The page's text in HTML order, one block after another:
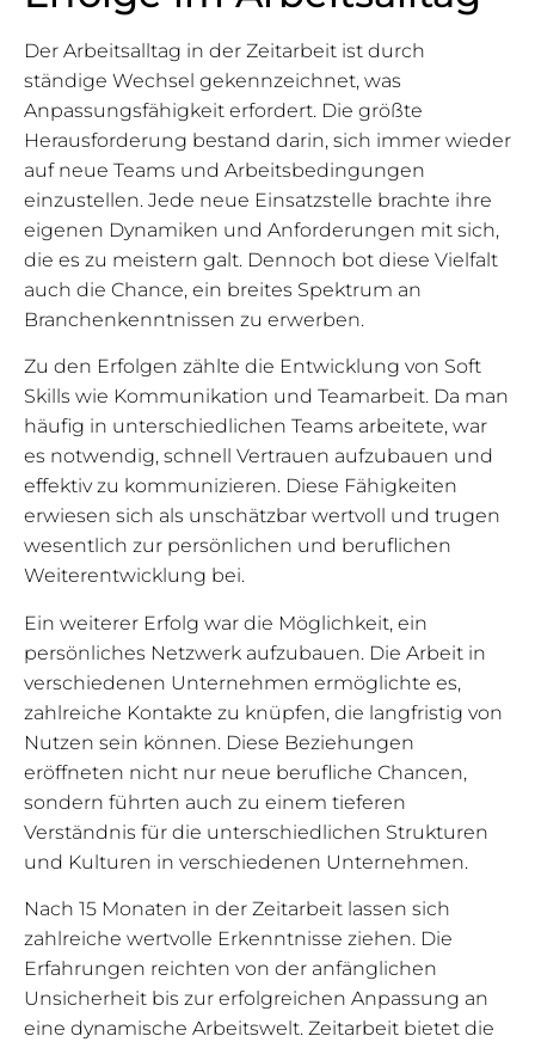
Der Arbeitsalltag in der Zeitarbeit ist durch
ständige Wechsel gekennzeichnet, was
Anpassungsfähigkeit erfordert. Die größte
Herausforderung bestand darin, sich immer wieder
auf neue Teams und Arbeitsbedingungen
einzustellen. Jede neue Einsatzstelle brachte ihre
eigenen Dynamiken und Anforderungen mit sich,
die es zu meistern galt. Dennoch bot diese Vielfalt
auch die Chance, ein breites Spektrum an
Branchenkenntnissen zu erwerben.
Zu den Erfolgen zählte die Entwicklung von Soft
Skills wie Kommunikation und Teamarbeit. Da man
häufig in unterschiedlichen Teams arbeitete, war
es notwendig, schnell Vertrauen aufzubauen und
effektiv zu kommunizieren. Diese Fähigkeiten
erwiesen sich als unschätzbar wertvoll und trugen
wesentlich zur persönlichen und beruflichen
Weiterentwicklung bei.
Ein weiterer Erfolg war die Möglichkeit, ein
persönliches Netzwerk aufzubauen. Die Arbeit in
verschiedenen Unternehmen ermöglichte es,
zahlreiche Kontakte zu knüpfen, die langfristig von
Nutzen sein können. Diese Beziehungen
eröffneten nicht nur neue berufliche Chancen,
sondern führten auch zu einem tieferen
Verständnis für die unterschiedlichen Strukturen
und Kulturen in verschiedenen Unternehmen.
Nach 15 Monaten in der Zeitarbeit lassen sich
zahlreiche wertvolle Erkenntnisse ziehen. Die
Erfahrungen reichten von der anfänglichen
Unsicherheit bis zur erfolgreichen Anpassung an
eine dynamische Arbeitswelt. Zeitarbeit bietet die